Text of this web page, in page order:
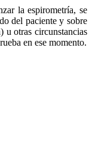
la espirometría, se
del paciente y sobre
u otras circunstancias
en ese momento.